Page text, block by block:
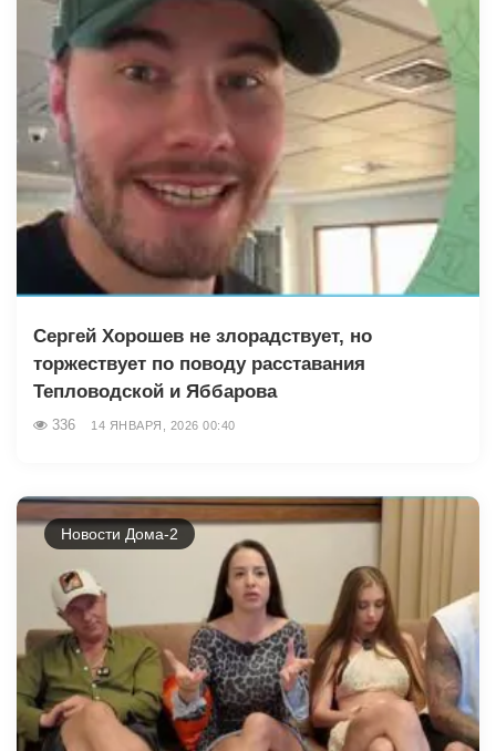
Сергей Хорошев не злорадствует, но
торжествует по поводу расставания
Тепловодской и Яббарова
336 14 ЯНВАРЯ, 2026 00:40
Новости Дома-2